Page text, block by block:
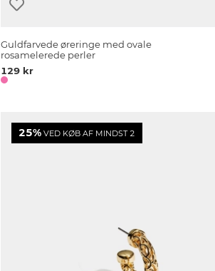
Guldfarvede øreringe med ovale
rosamelerede perler
129 kr
25% VED KØB AF MINDST 2